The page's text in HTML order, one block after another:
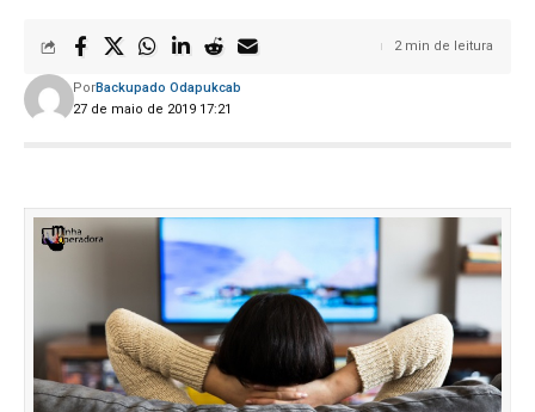
27 de maio de 2019 17:21
PorBackupado Odapukcab
2 min de leitura